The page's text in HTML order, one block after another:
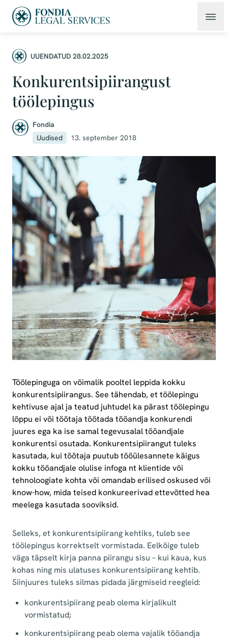
UUENDATUD 28.02.2025
Konkurentsipiirangust
töölepingus
Fondia
Uudised
13. september 2018
Töölepinguga on võimalik pooltel leppida kokku
konkurentsipiirangus. See tähendab, et töölepingu
kehtivuse ajal ja teatud juhtudel ka pärast töölepingu
lõppu ei või töötaja töötada tööandja konkurendi
juures ega ka ise samal tegevusalal tööandjale
konkurentsi osutada. Konkurentsipiirangut tuleks
kasutada, kui töötaja puutub tööülesannete käigus
kokku tööandjale olulise infoga nt klientide või
tehnoloogiate kohta või omandab erilised oskused või
know-how, mida teised konkureerivad ettevõtted hea
meelega kasutada sooviksid.
Selleks, et konkurentsipiirang kehtiks, tuleb see
töölepingus korrektselt vormistada. Eelkõige tuleb
väga täpselt kirja panna piirangu sisu – kui kaua, kus
kohas ning mis ulatuses konkurentsipiirang kehtib.
Siinjuures tuleks silmas pidada järgmiseid reegleid:
konkurentsipiirang peab olema kirjalikult
vormistatud;
konkurentsipiirang peab olema vajalik tööandja